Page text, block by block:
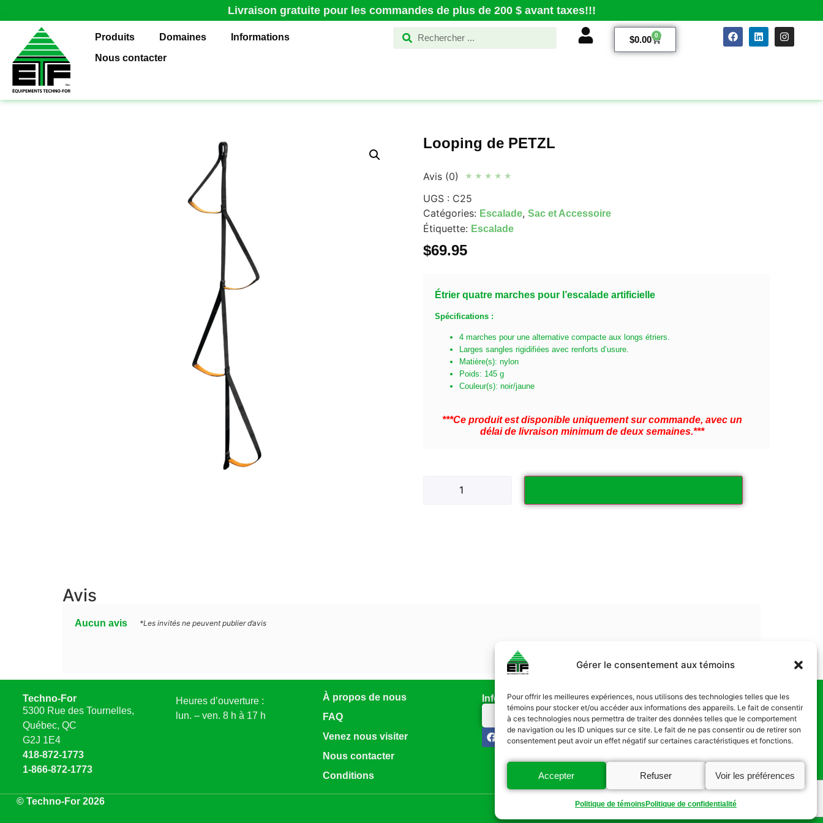
Gérer le consentement aux témoins
Pour offrir les meilleures expériences, nous utilisons des technologies telles que les
témoins pour stocker et/ou accéder aux informations des appareils. Le fait de consentir
à ces technologies nous permettra de traiter des données telles que le comportement
de navigation ou les ID uniques sur ce site. Le fait de ne pas consentir ou de retirer son
consentement peut avoir un effet négatif sur certaines caractéristiques et fonctions.
Accepter Refuser Voir les préférences
Politique de témoins Politique de confidentialité
Livraison gratuite pour les commandes de plus de 200 $ avant taxes!!!
Produits Domaines
Informations
Nous contacter
$0.00 0
Looping de PETZL
Avis (0) ★ ★ ★ ★ ★
UGS : C25
Catégories: Escalade, Sac et Accessoire
Étiquette: Escalade
$69.95
Étrier quatre marches pour l’escalade artificielle
Spécifications :
4 marches pour une alternative compacte aux longs étriers.
Larges sangles rigidifiées avec renforts d’usure.
Matière(s): nylon
Poids: 145 g
Couleur(s): noir/jaune
***Ce produit est disponible uniquement sur commande, avec un
délai de livraison minimum de deux semaines.***
Avis
Aucun avis *Les invités ne peuvent publier d’avis
Techno-For
5300 Rue des Tournelles,
Québec, QC
G2J 1E4
418-872-1773
1-866-872-1773
Heures d’ouverture :
lun. – ven. 8 h à 17 h
À propos de nous
FAQ
Venez nous visiter
Nous contacter
Conditions
Infolettre
Abonnez-vous
© Techno-For 2026